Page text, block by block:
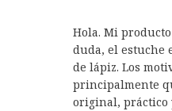
Hola. Mi
duda, el estuche
de lápiz. Los
principalmente
original, práctico